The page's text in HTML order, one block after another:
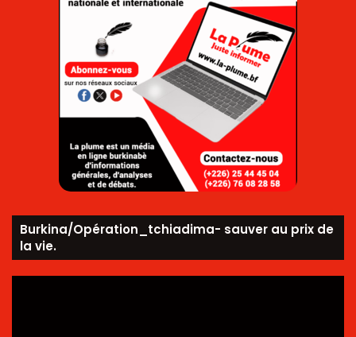
Burkina/Opération_tchiadima- sauver au prix de
la vie.